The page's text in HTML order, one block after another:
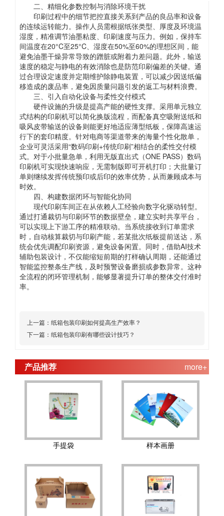
二、精细化参数控制与消除环境干扰
印刷过程中的细节把控直接关系到产品的良品率和设备
的连续运转能力。操作人员需根据纸张类型、厚度及环境温
湿度，精准调节油墨粘度、印刷速度与压力。例如，保持车
间温度在20°C至25°C、湿度在50%至60%的理想区间，能
避免油墨干燥异常导致的蹭脏或附着力差问题。此外，输送
速度的稳定与静电的有效消除也是防范印刷偏差的关键。通
过合理设定速度并定期维护除静电装置，可以减少因送纸偏
移造成的废品率，避免因质量问题引发的返工与材料浪费。
三、引入自动化设备与柔性交付模式
硬件设施的升级是提高产能的硬性支撑。采用单元独立
式结构的印刷机可以简化换版流程，而配备真空吸附送纸和
吸风皮带输送的设备则能更好地适应薄型纸板，保障高速运
行下的套印精度。针对电商等渠道带来的海量个性化散单，
企业可灵活采用“数码印刷+传统印刷”相结合的柔性交付模
式。对于小批量急单，利用无版直出式（ONE PASS）数码
印刷机可实现快速响应，无需制版即可开机打印；大批量订
单则继续发挥传统预印或后印的效率优势，从而兼顾成本与
时效。
四、构建数据闭环与智能化协同
现代印刷车间正在从依赖人工经验向数字化驱动转型。
通过打通裁切与印刷环节的数据壁垒，建立实时共享平台，
可以实现上下游工序的精准联动。当系统接收到订单需求
时，自动核算裁切与印刷产能，若某批次纸板提前送达，系
统会优先调配印刷资源，避免设备闲置。同时，借助AI技术
辅助包装设计，不仅能缩短前期的打样确认周期，还能通过
智能监控整条生产线，及时预警设备磨损或参数异常。这种
全流程的闭环管理机制，能够显著提升订单的整体交付准时
率。
上一篇： 纸箱包装印刷如何提高生产效率？
下一篇： 纸箱包装印刷有哪些设计技巧？
产品推荐 more+
手提袋 样本画册